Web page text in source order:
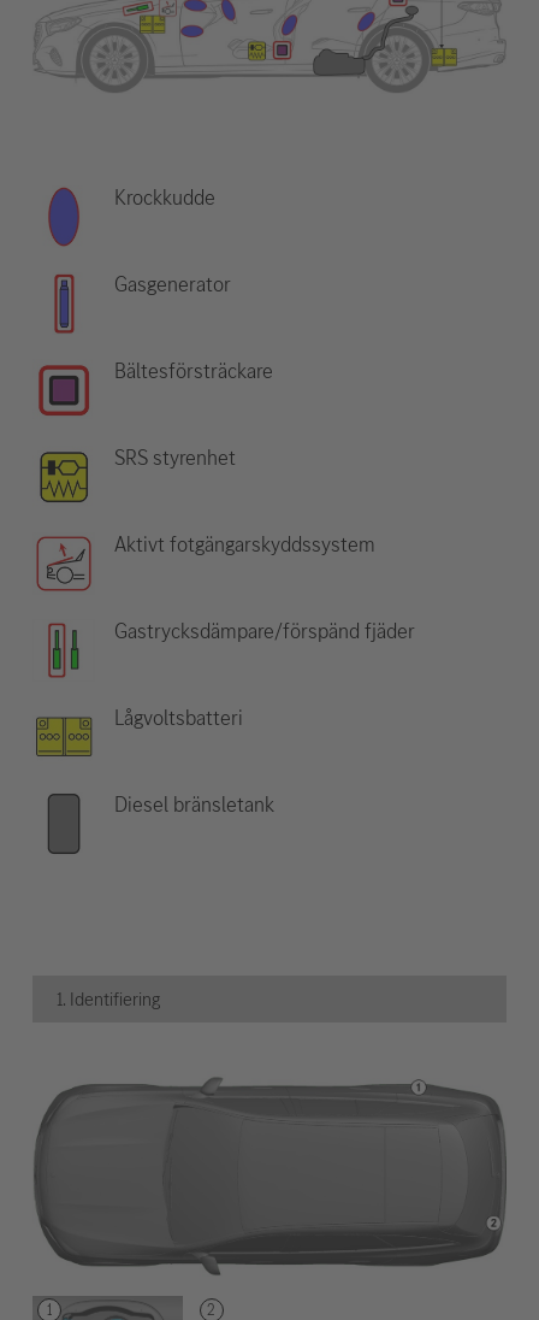
Krockkudde
Gasgenerator
Bältesförsträckare
SRS styrenhet
Aktivt fotgängarskyddssystem
Gastrycksdämpare/förspänd fjäder
Lågvoltsbatteri
Diesel bränsletank
1. Identifiering